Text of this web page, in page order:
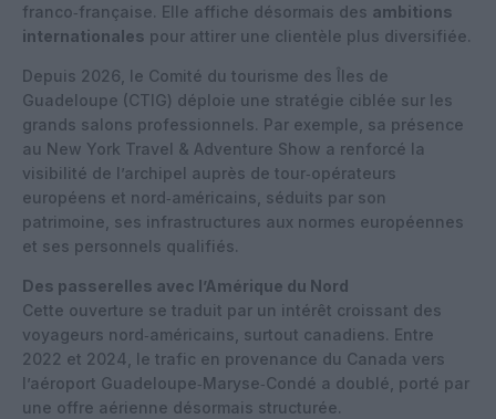
franco‑française. Elle affiche désormais des ambitions
internationales pour attirer une clientèle plus diversifiée.
Depuis 2026, le Comité du tourisme des Îles de
Guadeloupe (CTIG) déploie une stratégie ciblée sur les
grands salons professionnels. Par exemple, sa présence
au New York Travel & Adventure Show a renforcé la
visibilité de l’archipel auprès de tour‑opérateurs
européens et nord‑américains, séduits par son
patrimoine, ses infrastructures aux normes européennes
et ses personnels qualifiés.
Des passerelles avec l’Amérique du Nord
Cette ouverture se traduit par un intérêt croissant des
voyageurs nord‑américains, surtout canadiens. Entre
2022 et 2024, le trafic en provenance du Canada vers
l’aéroport Guadeloupe‑Maryse‑Condé a doublé, porté par
une offre aérienne désormais structurée.